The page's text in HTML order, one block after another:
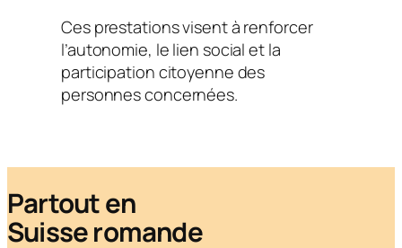
Ces prestations visent à renforcer
l’autonomie, le lien social et la
participation citoyenne des
personnes concernées.
Partout en
Suisse romande